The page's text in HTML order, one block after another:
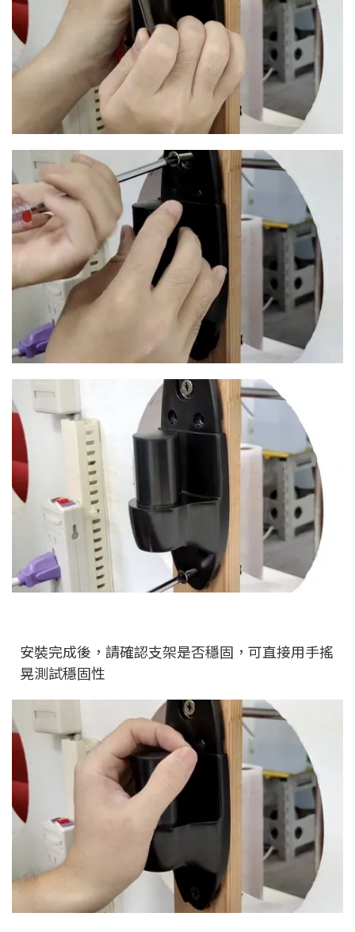
安裝完成後，請確認支架是否穩固，可直接用手搖
晃測試穩固性